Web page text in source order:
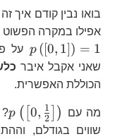
אפילו במקרה
p ([0, 1]) = 1
על
שאני אקבל איבר
הכוללת האפשרית.
מה עם p ( 0, 2
1 )
?
שווים בגודלם,